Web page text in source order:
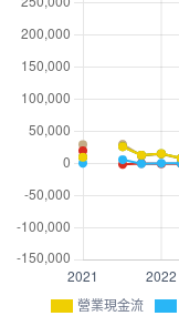
營業現金流